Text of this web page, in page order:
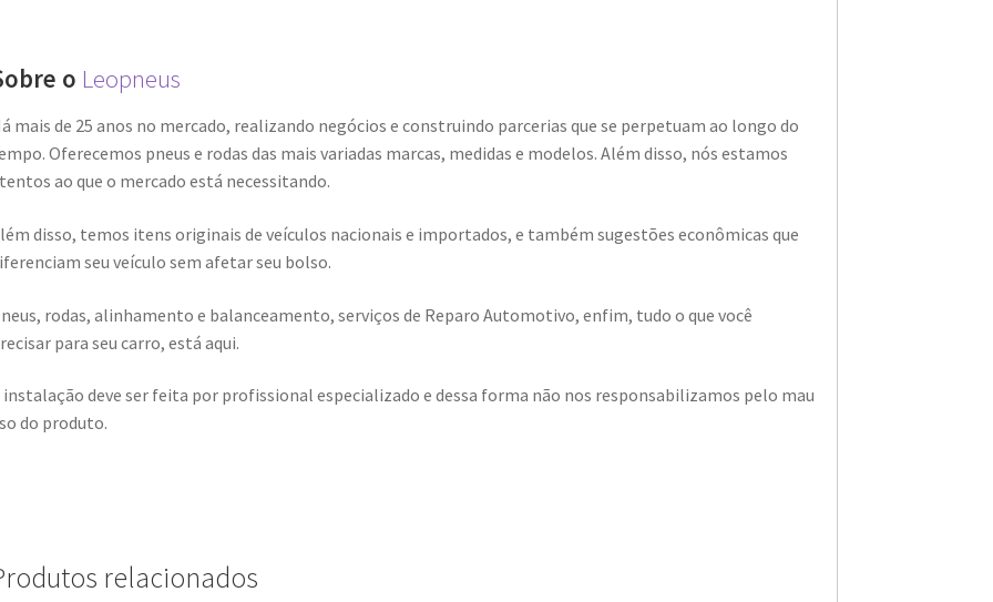
o Leopneus
mais de 25 anos no mercado, realizando negócios e construindo parcerias que se perpetuam ao longo do
Oferecemos pneus e rodas das mais variadas marcas, medidas e modelos. Além disso, nós estamos
ao que o mercado está necessitando.
disso, temos itens originais de veículos nacionais e importados, e também sugestões econômicas que
seu veículo sem afetar seu bolso.
rodas, alinhamento e balanceamento, serviços de Reparo Automotivo, enfim, tudo o que você
para seu carro, está aqui.
instalação deve ser feita por profissional especializado e dessa forma não nos responsabilizamos pelo mau
do produto.
relacionados